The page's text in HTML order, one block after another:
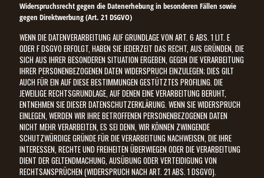
Widerspruchsrecht gegen die Datenerhebung in besonderen Fällen sowie
gegen Direktwerbung (Art. 21 DSGVO)
WENN DIE DATENVERARBEITUNG AUF GRUNDLAGE VON ART. 6 ABS. 1 LIT. E
ODER F DSGVO ERFOLGT, HABEN SIE JEDERZEIT DAS RECHT, AUS GRÜNDEN, DIE
SICH AUS IHRER BESONDEREN SITUATION ERGEBEN, GEGEN DIE VERARBEITUNG
IHRER PERSONENBEZOGENEN DATEN WIDERSPRUCH EINZULEGEN; DIES GILT
AUCH FÜR EIN AUF DIESE BESTIMMUNGEN GESTÜTZTES PROFILING. DIE
JEWEILIGE RECHTSGRUNDLAGE, AUF DENEN EINE VERARBEITUNG BERUHT,
ENTNEHMEN SIE DIESER DATENSCHUTZERKLÄRUNG. WENN SIE WIDERSPRUCH
EINLEGEN, WERDEN WIR IHRE BETROFFENEN PERSONENBEZOGENEN DATEN
NICHT MEHR VERARBEITEN, ES SEI DENN, WIR KÖNNEN ZWINGENDE
SCHUTZWÜRDIGE GRÜNDE FÜR DIE VERARBEITUNG NACHWEISEN, DIE IHRE
INTERESSEN, RECHTE UND FREIHEITEN ÜBERWIEGEN ODER DIE VERARBEITUNG
DIENT DER GELTENDMACHUNG, AUSÜBUNG ODER VERTEIDIGUNG VON
RECHTSANSPRÜCHEN (WIDERSPRUCH NACH ART. 21 ABS. 1 DSGVO).